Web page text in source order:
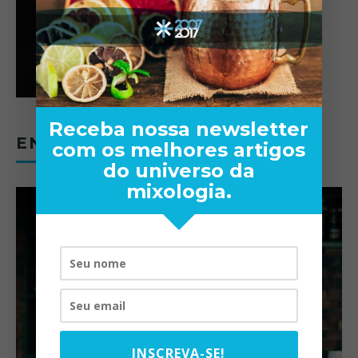
ENTREVISTAS
Receba nossa newsletter
com os melhores artigos
do universo da
mixologia.
INSCREVA-SE!